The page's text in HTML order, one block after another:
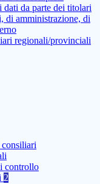
dati da parte dei titolari
di amministrazione, di
regionali/provinciali
controllo
2